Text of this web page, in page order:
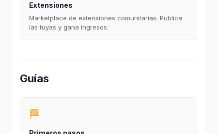
Extensiones
Marketplace de extensiones comunitarias. Publica
las tuyas y gana ingresos.
Guías
🏁